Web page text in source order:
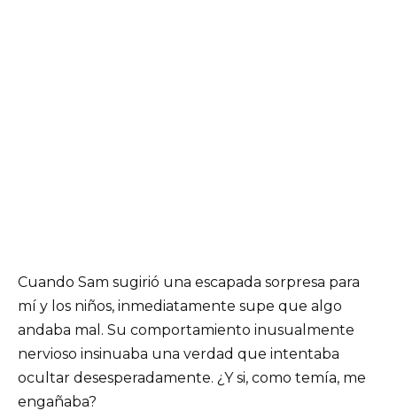
Cuando Sam sugirió una escapada sorpresa para
mí y los niños, inmediatamente supe que algo
andaba mal. Su comportamiento inusualmente
nervioso insinuaba una verdad que intentaba
ocultar desesperadamente. ¿Y si, como temía, me
engañaba?